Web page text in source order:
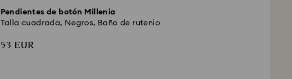
Pendientes de botón Millenia
Talla cuadrada, Negros, Baño de rutenio
53 EUR